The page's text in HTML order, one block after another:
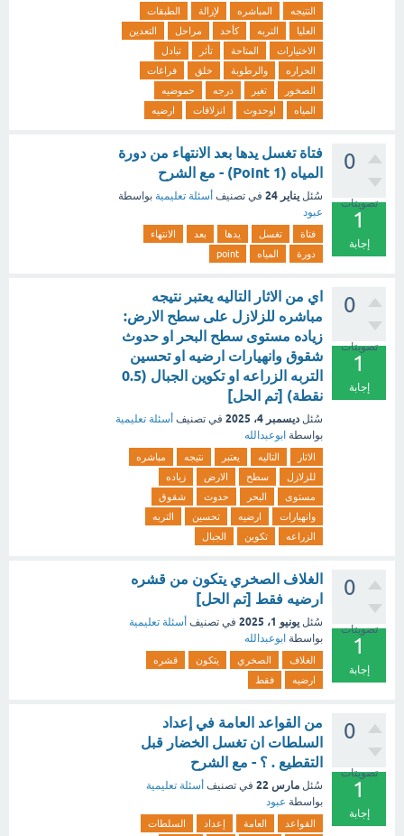
النتيجه المباشره لإزالة
الطبقات
العليا
التربه كأحد مراحل
التعدين
الاختيارات
المتاحة تأثر
تبادل
الحراره
والرطوبة خلق
فراغات
الصخور
تغير درجه
حموضيه
المياه
اوحدوث انزلاقات ارضيه
0
تصويتات
1
إجابة
فتاة تغسل يدها بعد الانتهاء من دورة
المياه (1 Point) - مع الشرح
سُئل يناير 24 في تصنيف أسئلة تعليمية بواسطة
عبود
فتاة تغسل يدها بعد
الانتهاء
دورة
المياه point
0
تصويتات
1
إجابة
اي من الاثار التاليه يعتبر نتيجه
مباشره للزلازل على سطح الارض:
زياده مستوى سطح البحر او حدوث
شقوق وانهيارات ارضيه او تحسين
التربه الزراعه او تكوين الجبال (0.5
نقطة) [تم الحل]
سُئل ديسمبر 4، 2025 في تصنيف أسئلة تعليمية
بواسطة ابوعبدالله
الاثار التاليه يعتبر نتيجه
مباشره
للزلازل
سطح الارض
زياده
مستوى
البحر حدوث
شقوق
وانهيارات
ارضيه تحسين
التربه
الزراعه
تكوين الجبال
0
تصويتات
1
إجابة
الغلاف الصخري يتكون من قشره
ارضيه فقط [تم الحل]
سُئل يونيو 1، 2025 في تصنيف أسئلة تعليمية
بواسطة ابوعبدالله
الغلاف الصخري يتكون
قشره
ارضيه
فقط
0
تصويتات
1
إجابة
من القواعد العامة في إعداد
السلطات ان تغسل الخضار قبل
التقطيع . ؟ - مع الشرح
سُئل مارس 22 في تصنيف أسئلة تعليمية
بواسطة عبود
القواعد العامة إعداد السلطات